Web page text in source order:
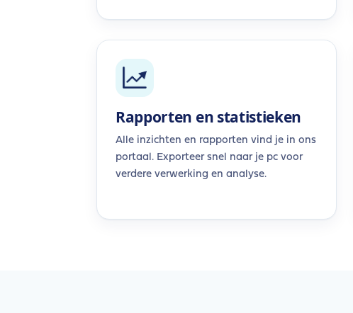
Rapporten en statistieken
Alle inzichten en rapporten vind je in ons
portaal. Exporteer snel naar je pc voor
verdere verwerking en analyse.